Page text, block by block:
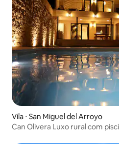
Vila ⋅ San Miguel del Arroyo
Can Olivera Luxo rural com